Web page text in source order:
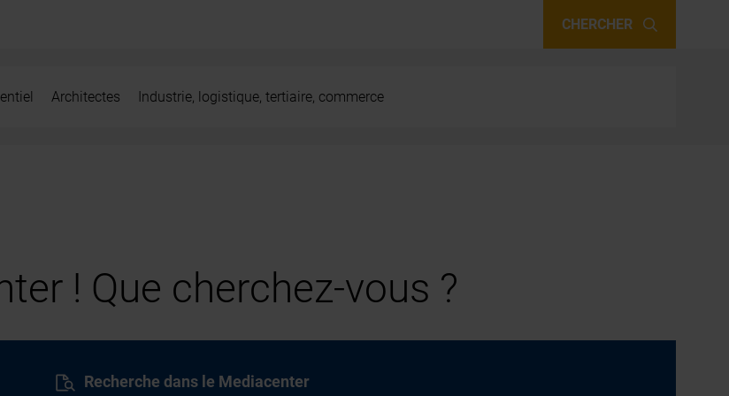
CHERCHER
Architectes Industrie, logistique, tertiaire, commerce
! Que cherchez-vous ?
Recherche dans le Mediacenter